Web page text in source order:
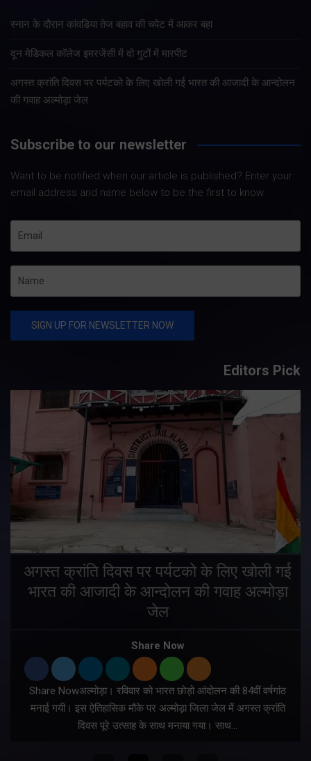
स्नान के दौरान कांवडिया तेज बहाव की चपेट में आकर बहा
दून मेडिकल कॉलेज इमरजेंसी में दो गुटों में मारपीट
अगस्त क्रांति दिवस पर पर्यटको के लिए खोली गई भारत की आजादी के आन्दोलन
की गवाह अल्मोड़ा जेल
Subscribe to our newsletter
Want to be notified when our article is published? Enter your
email address and name below to be the first to know.
Editors Pick
अगस्त क्रांति दिवस पर पर्यटको के लिए खोली गई
भारत की आजादी के आन्दोलन की गवाह अल्मोड़ा
जेल
Share Now
Share Nowअल्मोड़ा। रविवार को भारत छोड़ो आंदोलन की 84वीं वर्षगांठ
मनाई गयी। इस ऐतिहासिक मौके पर अल्मोड़ा जिला जेल में अगस्त क्रांति
दिवस पूरे उत्साह के साथ मनाया गया। साथ…